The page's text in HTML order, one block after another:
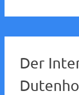
Der